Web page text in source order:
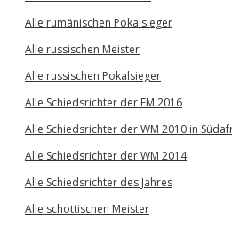
Alle rumänischen Pokalsieger
Alle russischen Meister
Alle russischen Pokalsieger
Alle Schiedsrichter der EM 2016
Alle Schiedsrichter der WM 2010 in
Alle Schiedsrichter der WM 2014
Alle Schiedsrichter des Jahres
Alle schottischen Meister